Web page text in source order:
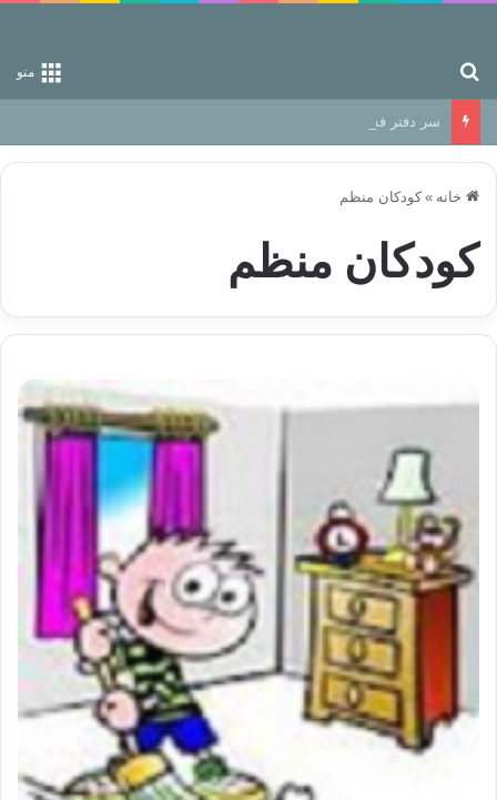
منو
سر دفتر فساد در زمین‌، دوری وکناره‌گیری از راه خداست‌!
خانه » کودکان منظم
کودکان منظم